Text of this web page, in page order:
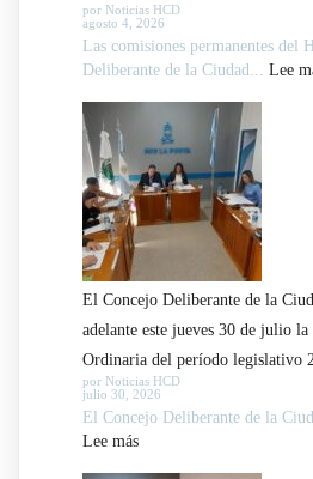
por Noticias HCD
agosto 4, 2026
Las comisiones permanentes del
Deliberante de la Ciudad... Lee
El Concejo Deliberante de la
adelante este jueves 30 de julio
Ordinaria del período legislativo
por Noticias HCD
julio 30, 2026
El Concejo Deliberante de la
Lee más:
El